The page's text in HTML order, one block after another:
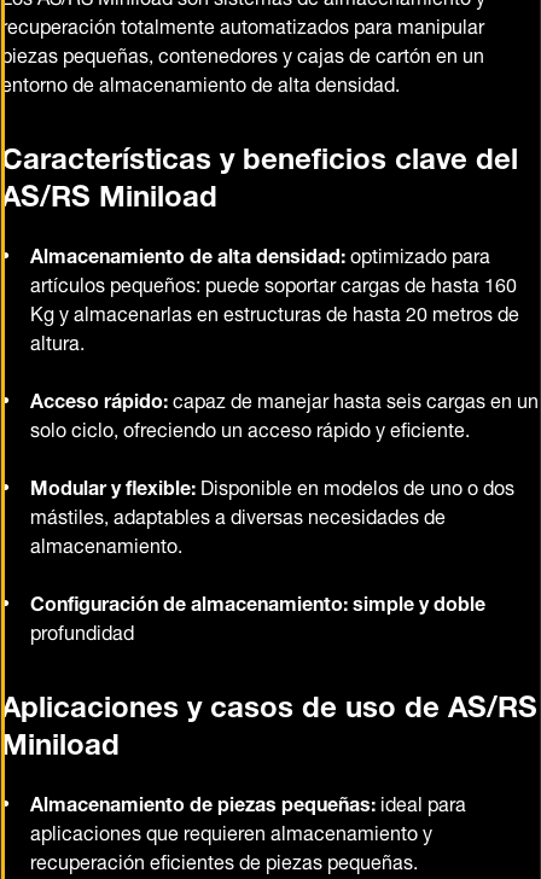
recuperación totalmente automatizados para manipular
piezas pequeñas, contenedores y cajas de cartón en un
entorno de almacenamiento de alta densidad.
Características y beneficios clave del
AS/RS Miniload
Almacenamiento de alta densidad:optimizado para
artículos pequeños: puede soportar cargas de hasta 160
Kg y almacenarlas en estructuras de hasta 20 metros de
altura.
Acceso rápido:capaz de manejar hasta seis cargas en un
solo ciclo, ofreciendo un acceso rápido y eficiente.
Modular y flexible:Disponible en modelos de uno o dos
mástiles, adaptables a diversas necesidades de
almacenamiento.
Configuración de almacenamiento: simple y doble
profundidad
Aplicaciones y casos de uso de AS/RS
Miniload
Almacenamiento de piezas pequeñas:ideal para
aplicaciones que requieren almacenamiento y
recuperación eficientes de piezas pequeñas.